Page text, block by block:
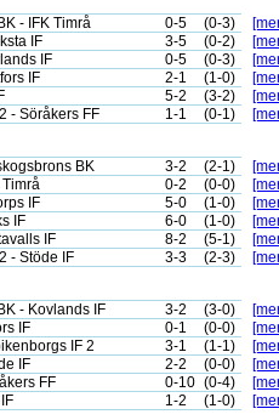
- IFK Timrå 0-5 (0-3)
IF 3-5 (0-2)
IF 0-5 (0-3)
IF 2-1 (1-0)
5-2 (3-2)
- Söråkers FF 1-1 (0-1)
BK 3-2 (2-1)
Timrå 0-2 (0-0)
IF 5-0 (1-0)
IF 6-0 (1-0)
IF 8-2 (5-1)
- Stöde IF 3-3 (2-3)
- Kovlands IF 3-2 (3-0)
IF 0-1 (0-0)
IF 2 3-1 (1-1)
IF 2-2 (0-0)
FF 0-10 (0-4)
1-2 (1-0)